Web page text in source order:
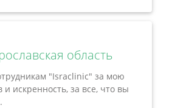
область
"Israclinic" за мою
и искренность, за все, что вы